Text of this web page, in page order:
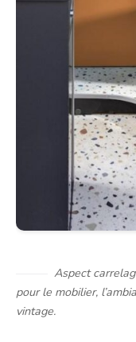
Aspect
pour le mobilier,
vintage.